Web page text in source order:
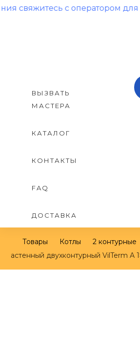
с оператором для
ВЫЗВАТЬ
МАСТЕРА
КАТАЛОГ
КОНТАКТЫ
FAQ
ДОСТАВКА
Товары Котлы 2 контурные
астенный двухконтурный VilTerm A